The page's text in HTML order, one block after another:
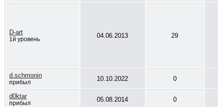
D-art
1й уровень 04.06.2013 29
d.schmonin
прибыл 10.10.2022 0
d0ktar
прибыл 05.08.2014 0